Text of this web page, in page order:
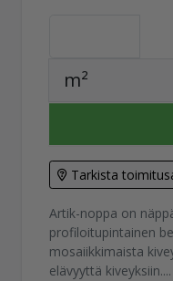
m²
Tarkista
Artik-noppa on
profiloitupintainen
mosaiikkimaista
elävyyttä kiveyksiin....